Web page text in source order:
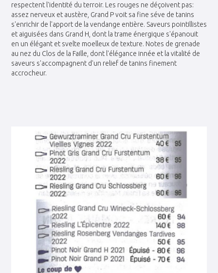
respectent l'identité du terroir. Les rouges ne déçoivent pas:
assez nerveux et austère, Grand P voit sa fine séve de tanins
s'enrichir de l'apport de la vendange entière. Saveurs pointillistes
et aiguisées dans Grand H, dont la trame énergique s'épanouit
en un élégant et svelte moelleux de texture. Notes de grenade
au nez du Clos de la Faille, dont l'élégance innée et la vitalité de
saveurs s'accompagnent d'un relief de tanins finement
accrocheur.